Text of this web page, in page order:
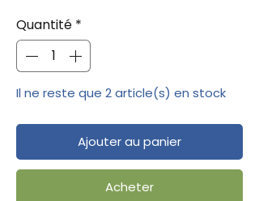
Quantité *
Il ne reste que 2 article(s) en stock
Ajouter au panier
Acheter